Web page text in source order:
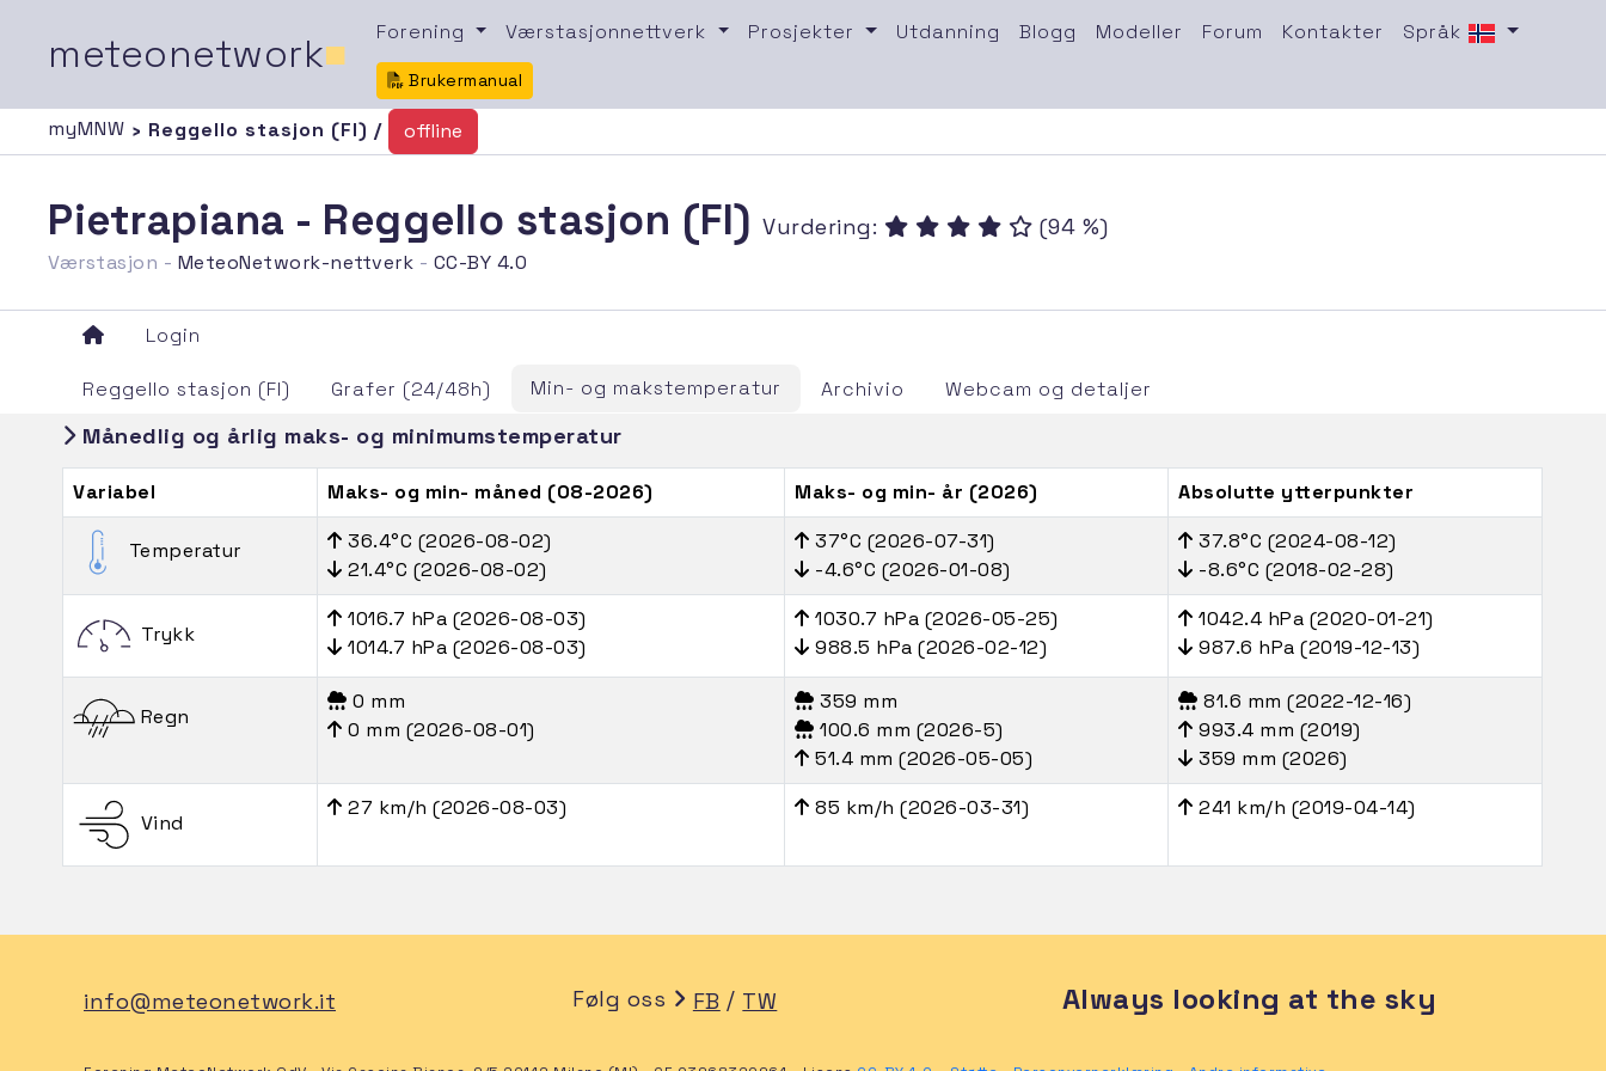
meteonetwork■ Forening Værstasjonnettverk Prosjekter Utdanning Blogg Modeller Forum Kontakter Språk
Brukermanual
myMNW › Reggello stasjon (FI) / offline
Pietrapiana - Reggello stasjon (FI)Vurdering: (94 %)
Værstasjon - MeteoNetwork-nettverk - CC-BY 4.0
Login
Reggello stasjon (FI) Grafer (24/48h) Min- og makstemperatur Archivio Webcam og detaljer
Månedlig og årlig maks- og minimumstemperatur
Variabel Maks- og min- måned (08-2026) Maks- og min- år (2026) Absolutte ytterpunkter
Temperatur
36.4°C (2026-08-02)
21.4°C (2026-08-02)
37°C (2026-07-31)
-4.6°C (2026-01-08)
37.8°C (2024-08-12)
-8.6°C (2018-02-28)
Trykk
1016.7 hPa (2026-08-03)
1014.7 hPa (2026-08-03)
1030.7 hPa (2026-05-25)
988.5 hPa (2026-02-12)
1042.4 hPa (2020-01-21)
987.6 hPa (2019-12-13)
Regn
0 mm
0 mm (2026-08-01)
359 mm
100.6 mm (2026-5)
51.4 mm (2026-05-05)
81.6 mm (2022-12-16)
993.4 mm (2019)
359 mm (2026)
Vind
27 km/h (2026-08-03) 85 km/h (2026-03-31) 241 km/h (2019-04-14)
info@meteonetwork.it Følg oss FB / TW Always looking at the sky